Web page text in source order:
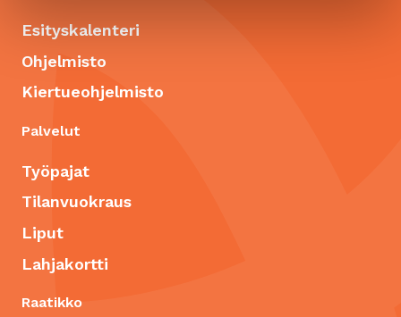
Esityskalenteri
Ohjelmisto
Kiertueohjelmisto
Palvelut
Työpajat
Tilanvuokraus
Liput
Lahjakortti
Raatikko